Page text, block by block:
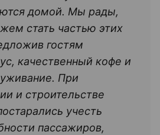
домой. Мы рады,
стать частью этих
гостям
качественный кофе и
При
и строительстве
учесть
пассажиров,